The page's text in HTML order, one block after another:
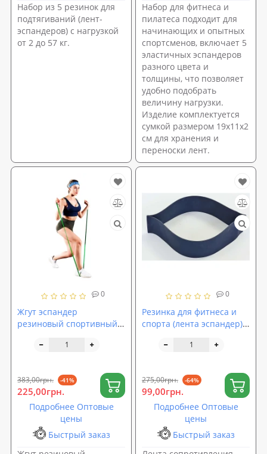
Набор из 5 резинок для
подтягиваний (лент-
эспандеров) с нагрузкой
от 2 до 57 кг.
Набор для фитнеса и
пилатеса подходит для
начинающих и опытных
спортсменов, включает 5
эластичных эспандеров
разного цвета и
толщины, что позволяет
удобно подобрать
величину нагрузки.
Изделие комплектуется
сумкой размером 19х11х2
см для хранения и
переноски лент.
0
Жгут эспандер
резиновый спортивный
подтягивания, турника)
383,00грн. -41%
225,00грн.
Подробнее Оптовые
цены
Быстрый заказ
0
Резинка для фитнеса и
спорта (лента эспандер)
XL (MS 3009)
275,00грн. -64%
99,00грн.
Подробнее Оптовые
цены
Быстрый заказ